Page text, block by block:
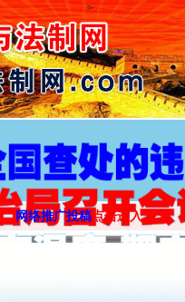
>
网络推广投稿 点击进入>>>